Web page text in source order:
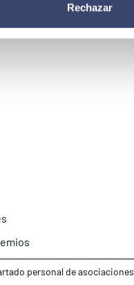
Rechazar
personal de asociaciones